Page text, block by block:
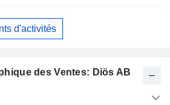
d'activités
des Ventes: Diös AB